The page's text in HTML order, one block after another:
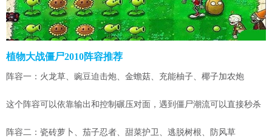
植物大战僵尸2010阵容推荐
阵容一：火龙草、豌豆迫击炮、金蟾菇、充能柚子、椰子加农炮
这个阵容可以依靠输出和控制碾压对面，遇到僵尸潮流可以直接秒杀
阵容二：瓷砖萝卜、茄子忍者、甜菜护卫、逃脱树根、防风草